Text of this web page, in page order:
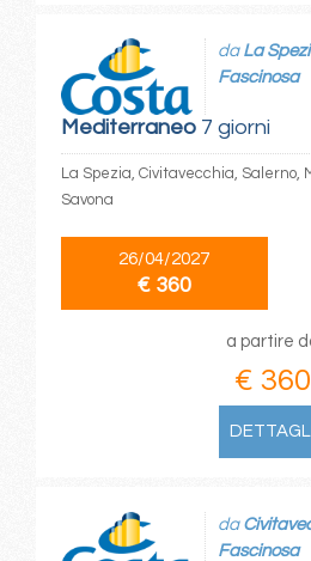
Mediterraneo7 giorni
da La
Fascinosa
La Spezia, Civitavecchia, Salerno,
Savona
26/04/2027
€ 360
a partire
€ 360
DETTAGLI
da
Fascinosa